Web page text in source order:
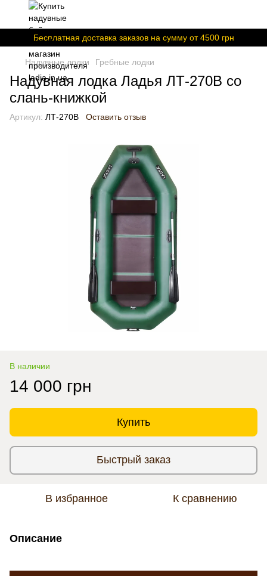
Бесплатная доставка заказов на сумму от 4500 грн
Надувные лодки Гребные лодки
Надувная лодка Ладья ЛТ-270В со
слань-книжкой
Артикул: ЛТ-270В Оставить отзыв
В наличии
14 000 грн
Купить
Быстрый заказ
В избранное К сравнению
Описание